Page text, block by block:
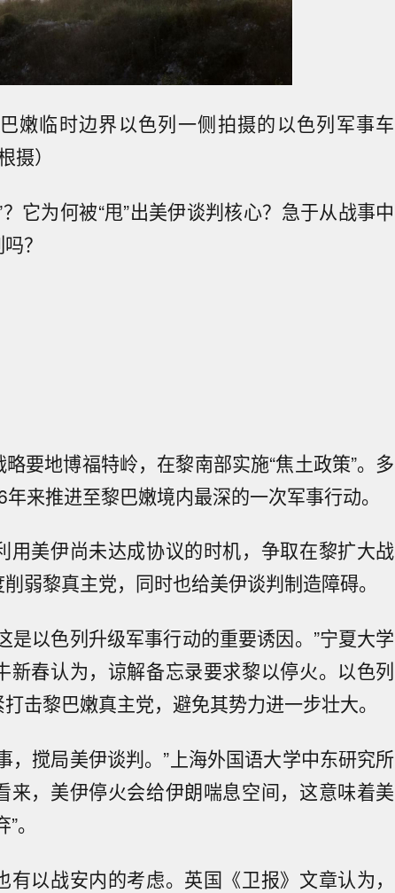
嫩临时边界以色列一侧拍摄的以色列军事车
摄）
？它为何被“甩”出美伊谈判核心？急于从战事中
？
要地博福特岭，在黎南部实施“焦土政策”。多
来推进至黎巴嫩境内最深的一次军事行动。
用美伊尚未达成协议的时机，争取在黎扩大战
弱黎真主党，同时也给美伊谈判制造障碍。
是以色列升级军事行动的重要诱因。”宁夏大学
新春认为，谅解备忘录要求黎以停火。以色列
击黎巴嫩真主党，避免其势力进一步壮大。
，搅局美伊谈判。”上海外国语大学中东研究所
来，美伊停火会给伊朗喘息空间，这意味着美
。
以战安内的考虑。英国《卫报》文章认为，